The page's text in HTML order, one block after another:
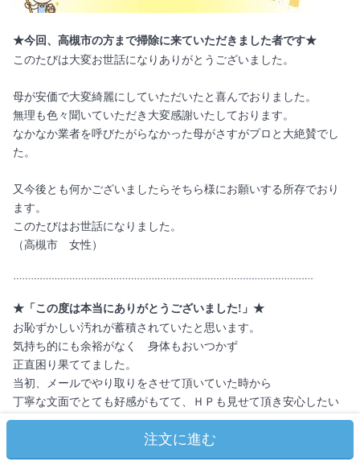
★今回、高槻市の方まで掃除に来ていただきました者です★
このたびは大変お世話になりありがとうございました。
母が安価で大変綺麗にしていただいたと喜んでおりました。
無理も色々聞いていただき大変感謝いたしております。
なかなか業者を呼びたがらなかった母がさすがプロと大絶賛でし
た。
又今後とも何かございましたらそちら様にお願いする所存でおり
ます。
このたびはお世話になりました。
（高槻市 女性）
★「この度は本当にありがとうございました!」★
お恥ずかしい汚れが蓄積されていたと思います。
気持ち的にも余裕がなく 身体もおいつかず
正直困り果ててました。
当初、メールでやり取りをさせて頂いていた時から
丁寧な文面でとても好感がもてて、ＨＰも見せて頂き安心したい
気持ちはあったのですがハウスクリーニングを依頼するのは初め
どこの業者が信頼できるのかの情報もなく
注文に進む